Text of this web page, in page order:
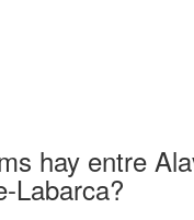
hay entre
Labarca?